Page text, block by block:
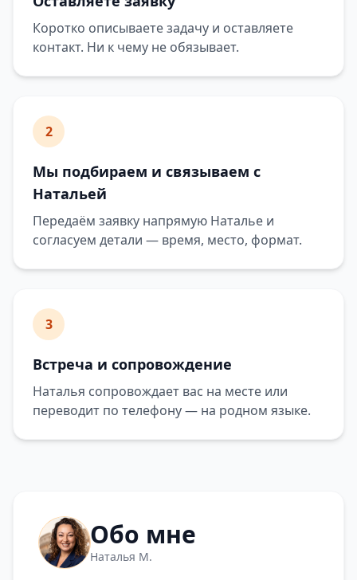
Коротко описываете задачу и оставляете
контакт. Ни к чему не обязывает.
2
Мы подбираем и связываем с
Натальей
Передаём заявку напрямую Наталье и
согласуем детали — время, место, формат.
3
Встреча и сопровождение
Наталья сопровождает вас на месте или
переводит по телефону — на родном языке.
Обо мне
Наталья М.